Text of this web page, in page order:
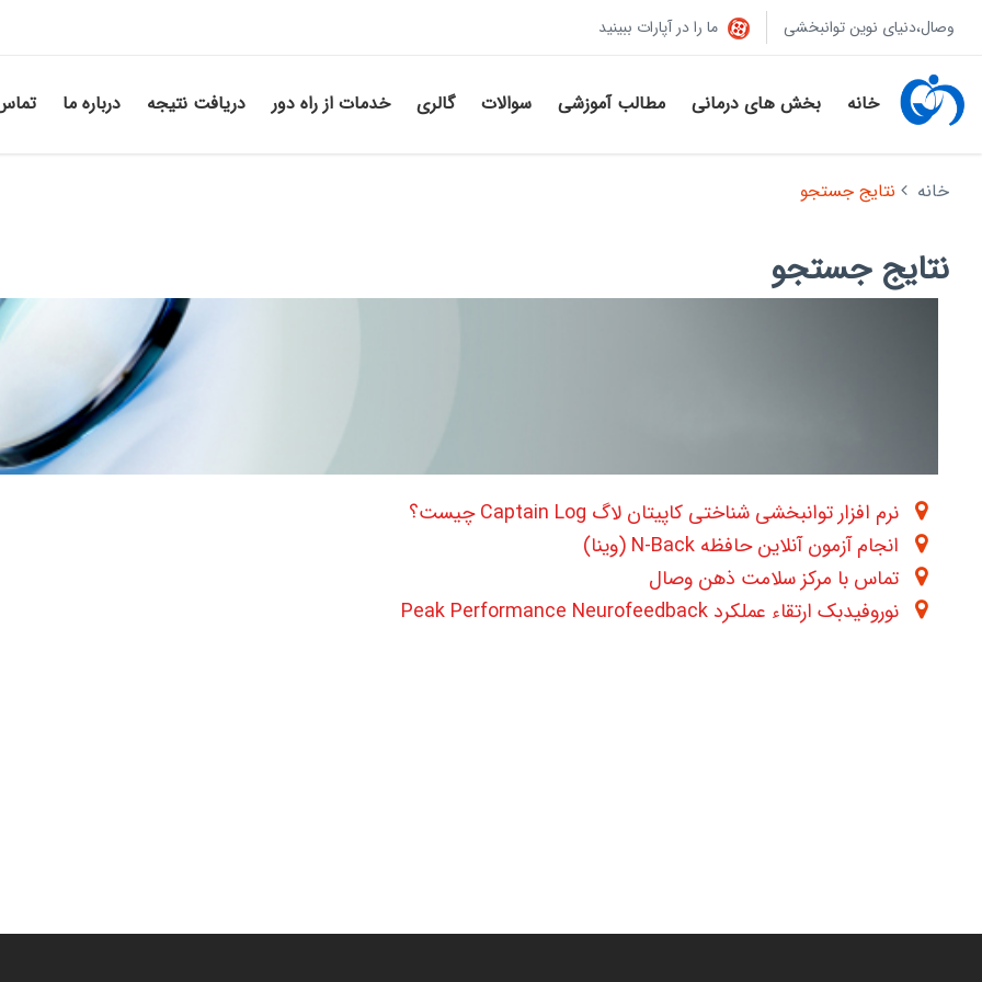
وصال،دنیای نوین توانبخشی ما را در آپارات ببینید
خانه بخش های درمانی مطالب آموزشی سوالات گالری خدمات از راه دور دریافت نتیجه درباره ما
خانه نتایج جستجو
نتایج جستجو
نرم افزار توانبخشی شناختی کاپیتان لاگ Captain Log چیست؟
انجام آزمون آنلاین حافظه N-Back (وینا)
تماس با مرکز سلامت ذهن وصال
نوروفیدبک ارتقاء عملکرد Peak Performance Neurofeedback